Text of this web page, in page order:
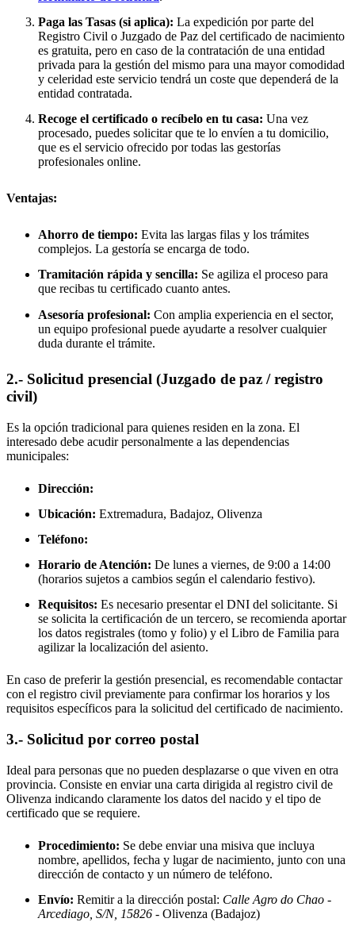
Paga las Tasas (si aplica): La expedición por parte del
Registro Civil o Juzgado de Paz del certificado de nacimiento
es gratuita, pero en caso de la contratación de una entidad
privada para la gestión del mismo para una mayor comodidad
y celeridad este servicio tendrá un coste que dependerá de la
entidad contratada.
Recoge el certificado o recíbelo en tu casa: Una vez
procesado, puedes solicitar que te lo envíen a tu domicilio,
que es el servicio ofrecido por todas las gestorías
profesionales online.
Ventajas:
Ahorro de tiempo: Evita las largas filas y los trámites
complejos. La gestoría se encarga de todo.
Tramitación rápida y sencilla: Se agiliza el proceso para
que recibas tu certificado cuanto antes.
Asesoría profesional: Con amplia experiencia en el sector,
un equipo profesional puede ayudarte a resolver cualquier
duda durante el trámite.
2.- Solicitud presencial (Juzgado de paz / registro
civil)
Es la opción tradicional para quienes residen en la zona. El
interesado debe acudir personalmente a las dependencias
municipales:
Dirección:
Ubicación: Extremadura, Badajoz, Olivenza
Teléfono:
Horario de Atención: De lunes a viernes, de 9:00 a 14:00
(horarios sujetos a cambios según el calendario festivo).
Requisitos: Es necesario presentar el DNI del solicitante. Si
se solicita la certificación de un tercero, se recomienda aportar
los datos registrales (tomo y folio) y el Libro de Familia para
agilizar la localización del asiento.
En caso de preferir la gestión presencial, es recomendable contactar
con el registro civil previamente para confirmar los horarios y los
requisitos específicos para la solicitud del certificado de nacimiento.
3.- Solicitud por correo postal
Ideal para personas que no pueden desplazarse o que viven en otra
provincia. Consiste en enviar una carta dirigida al registro civil de
Olivenza indicando claramente los datos del nacido y el tipo de
certificado que se requiere.
Procedimiento: Se debe enviar una misiva que incluya
nombre, apellidos, fecha y lugar de nacimiento, junto con una
dirección de contacto y un número de teléfono.
Envío: Remitir a la dirección postal: Calle Agro do Chao -
Arcediago, S/N, 15826 - Olivenza (Badajoz)